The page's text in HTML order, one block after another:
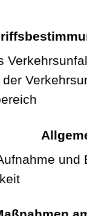
und